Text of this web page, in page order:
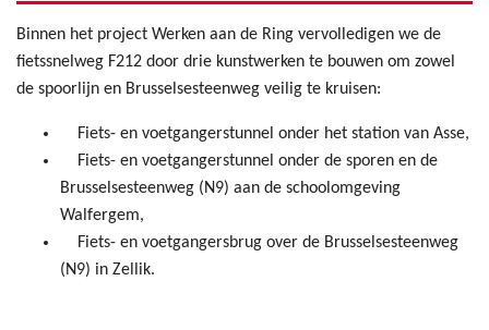
Binnen het project Werken aan de Ring vervolledigen we de
fietssnelweg F212 door drie kunstwerken te bouwen om zowel
de spoorlijn en Brusselsesteenweg veilig te kruisen:
Fiets- en voetgangerstunnel onder het station van Asse,
Fiets- en voetgangerstunnel onder de sporen en de
Brusselsesteenweg (N9) aan de schoolomgeving
Walfergem,
Fiets- en voetgangersbrug over de Brusselsesteenweg
(N9) in Zellik.